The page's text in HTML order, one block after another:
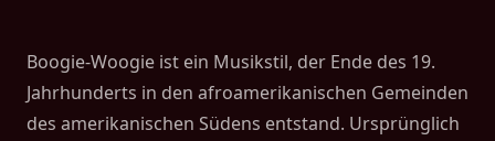
Boogie-Woogie ist ein Musikstil, der Ende des 19.
Jahrhunderts in den afroamerikanischen Gemeinden
des amerikanischen Südens entstand. Ursprünglich